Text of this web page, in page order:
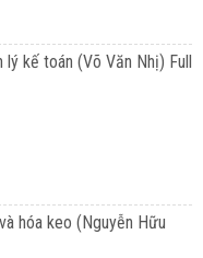
lý kế toán (Võ Văn Nhị) Full
hóa keo (Nguyễn Hữu